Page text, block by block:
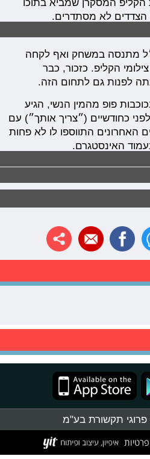
הקליפ המסקרן שמביא בתוכו
הצדדים לא מסתדרים.
מתנסה במשחק ואף לקחה
הקליפ. כזכור, כבר
לפנות גם לתחום הזה.
פופ מהמין הנשי, הגיע
לפני כחודשיים (״צריך אותך״) עם
האחרונים התווספו לו לא פחות